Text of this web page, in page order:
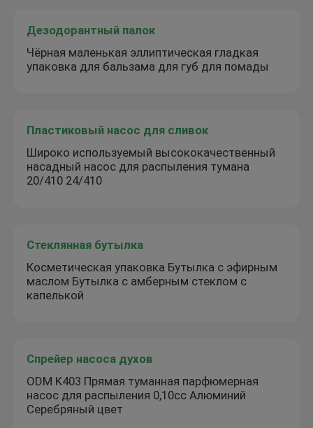
Дезодорантный палок
Чёрная маленькая эллиптическая гладкая
упаковка для бальзама для губ для помады
Пластиковый насос для сливок
Широко используемый высококачественный
насадный насос для распыления тумана
20/410 24/410
Стеклянная бутылка
Косметическая упаковка Бутылка с эфирным
маслом Бутылка с амберным стеклом с
капелькой
Спрейер насоса духов
ODM K403 Прямая туманная парфюмерная
насос для распыления 0,10cc Алюминий
Серебряный цвет